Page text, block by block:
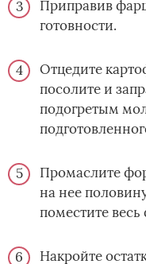
Приправив
готовности.
Отцедите
посолите и
подогретым
Промаслите
на нее
поместите
Накройте